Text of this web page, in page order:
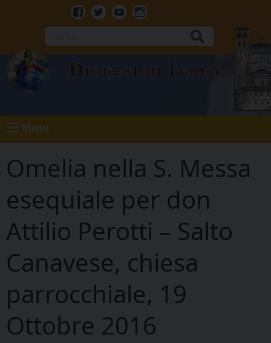
Facebook
TwitterYoutubeInstagram
Diocesi di Ivrea
Menu
Omelia nella S. Messa
esequiale per don
Attilio Perotti – Salto
Canavese, chiesa
parrocchiale, 19
Ottobre 2016